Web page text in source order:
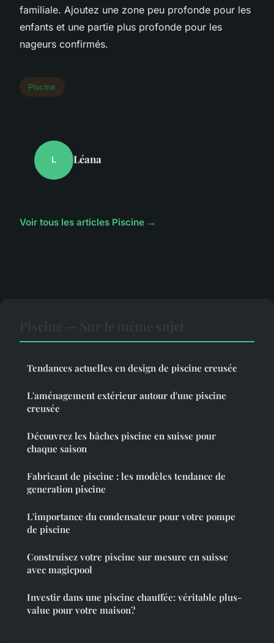
familiale. Ajoutez une zone peu profonde pour les
enfants et une partie plus profonde pour les
nageurs confirmés.
Piscine
L Léana
Voir tous les articles Piscine →
Tendances actuelles en design de piscine creusée
L'aménagement extérieur autour d'une piscine
creusée
Découvrez les bâches piscine en suisse pour
chaque saison
Fabricant de piscine : les modèles tendance de
generation piscine
L'importance du condensateur pour votre pompe
de piscine
Construisez votre piscine sur mesure en suisse
avec magicpool
Investir dans une piscine chauffée: véritable plus-
value pour votre maison?